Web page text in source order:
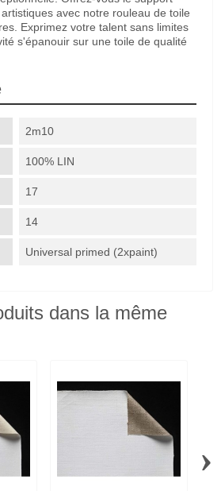
avec notre rouleau de toile
Exprimez votre talent sans limites
s'épanouir sur une toile de qualité
2m10
100% LIN
17
14
Universal primed (2xpaint)
dans la même
›